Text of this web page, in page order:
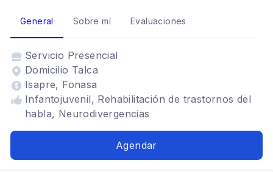
General Sobre mí Evaluaciones
Servicio Presencial
Domicilio Talca
Isapre, Fonasa
Infantojuvenil, Rehabilitación de trastornos del
habla, Neurodivergencias
Agendar